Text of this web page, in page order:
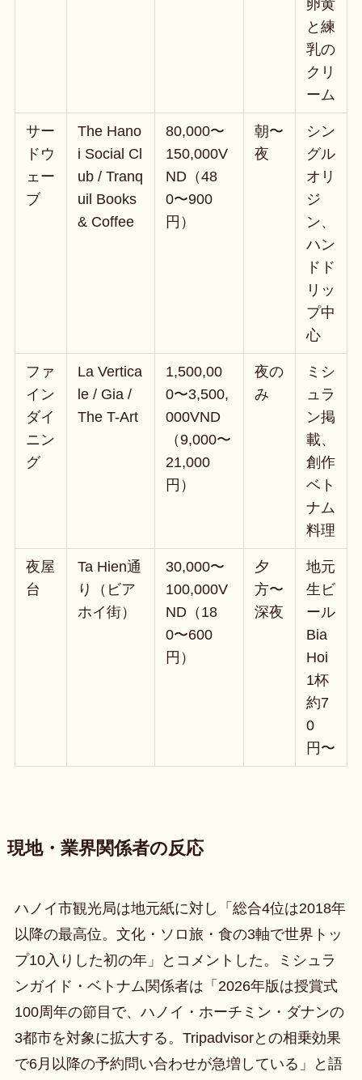
卵黄
と練
乳の
クリ
ーム
サー
ドウ
ェー
ブ
The Hano
i Social Cl
ub / Tranq
uil Books
& Coffee
80,000〜
150,000V
ND（48
0〜900
円）
朝〜
夜
シン
グル
オリ
ジ
ン、
ハン
ドド
リッ
プ中
心
ファ
イン
ダイ
ニン
グ
La Vertica
le / Gia /
The T-Art
1,500,00
0〜3,500,
000VND
（9,000〜
21,000
円）
夜の
み
ミシ
ュラ
ン掲
載、
創作
ベト
ナム
料理
夜屋
台
Ta Hien通
り（ビア
ホイ街）
30,000〜
100,000V
ND（18
0〜600
円）
夕
方〜
深夜
地元
生ビ
ール
Bia
Hoi
1杯
約7
0
円〜
現地・業界関係者の反応
ハノイ市観光局は地元紙に対し「総合4位は2018年
以降の最高位。文化・ソロ旅・食の3軸で世界トッ
プ10入りした初の年」とコメントした。ミシュラ
ンガイド・ベトナム関係者は「2026年版は授賞式
100周年の節目で、ハノイ・ホーチミン・ダナンの
3都市を対象に拡大する。Tripadvisorとの相乗効果
で6月以降の予約問い合わせが急増している」と語